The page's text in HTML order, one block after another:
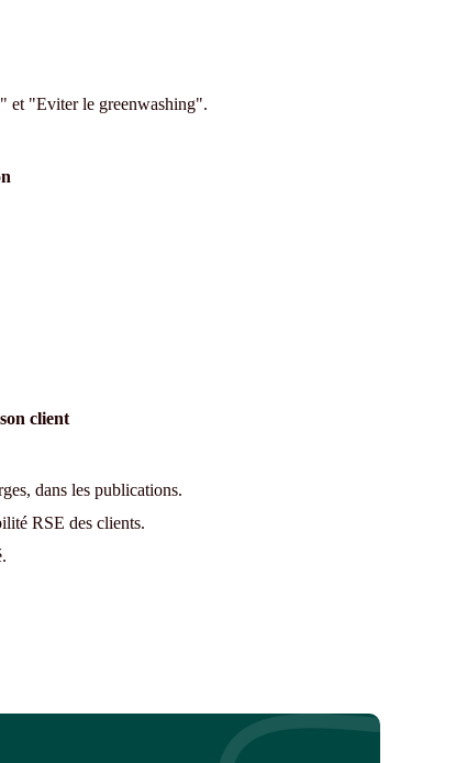
et "Eviter le greenwashing".
client
dans les publications.
RSE des clients.